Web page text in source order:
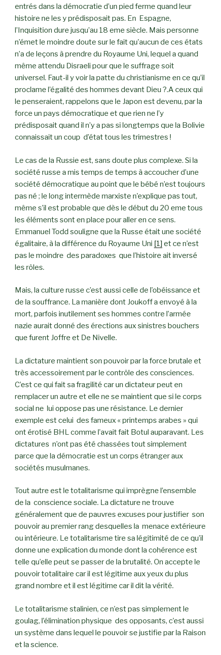
entrés dans la démocratie d’un pied ferme quand leur
histoire ne les y prédisposait pas. En Espagne,
l’Inquisition dure jusqu’au 18 eme siècle. Mais personne
n’émet le moindre doute sur le fait qu’aucun de ces états
n’a de leçons à prendre du Royaume Uni, lequel a quand
même attendu Disraeli pour que le suffrage soit
universel. Faut-il y voir la patte du christianisme en ce qu’il
proclame l’égalité des hommes devant Dieu ?.A ceux qui
le penseraient, rappelons que le Japon est devenu, par la
force un pays démocratique et que rien ne l’y
prédisposait quand il n’y a pas si longtemps que la Bolivie
connaissait un coup d’état tous les trimestres !
Le cas de la Russie est, sans doute plus complexe. Si la
société russe a mis temps de temps à accoucher d’une
société démocratique au point que le bébé n’est toujours
pas né ; le long intermède marxiste n’explique pas tout,
même s’il est probable que dès le début du 20 eme tous
les éléments sont en place pour aller en ce sens.
Emmanuel Todd souligne que la Russe était une société
égalitaire, à la différence du Royaume Uni [1] et ce n’est
pas le moindre des paradoxes que l’histoire ait inversé
les rôles.
Mais, la culture russe c’est aussi celle de l’obéissance et
de la souffrance. La manière dont Joukoff a envoyé à la
mort, parfois inutilement ses hommes contre l’armée
nazie aurait donné des érections aux sinistres bouchers
que furent Joffre et De Nivelle.
La dictature maintient son pouvoir par la force brutale et
très accessoirement par le contrôle des consciences.
C’est ce qui fait sa fragilité car un dictateur peut en
remplacer un autre et elle ne se maintient que si le corps
social ne lui oppose pas une résistance. Le dernier
exemple est celui des fameux « printemps arabes » qui
ont érotisé BHL comme l’avait fait Botul auparavant. Les
dictatures n’ont pas été chassées tout simplement
parce que la démocratie est un corps étranger aux
sociétés musulmanes.
Tout autre est le totalitarisme qui imprègne l’ensemble
de la conscience sociale. La dictature ne trouve
généralement que de pauvres excuses pour justifier son
pouvoir au premier rang desquelles la menace extérieure
ou intérieure. Le totalitarisme tire sa légitimité de ce qu’il
donne une explication du monde dont la cohérence est
telle qu’elle peut se passer de la brutalité. On accepte le
pouvoir totalitaire car il est légitime aux yeux du plus
grand nombre et il est légitime car il dit la vérité.
Le totalitarisme stalinien, ce n’est pas simplement le
goulag, l’élimination physique des opposants, c’est aussi
un système dans lequel le pouvoir se justifie par la Raison
et la science.